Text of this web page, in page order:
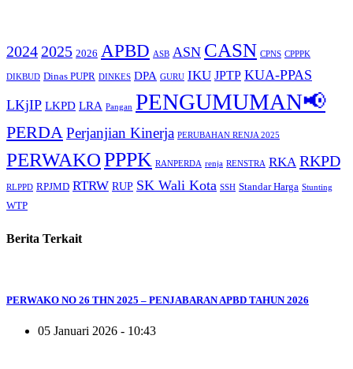
20242025 2026 APBD ASB ASN CASN CPNS CPPPK
DIKBUD Dinas PUPR DINKES DPA GURU IKU JPTP KUA-PPAS
LKjIP LKPD LRA Pangan PENGUMUMAN📢
PERDAPerjanjian Kinerja PERUBAHAN RENJA 2025
PERWAKOPPPK RANPERDA renja RENSTRA RKA RKPD
RLPPD RPJMD RTRW RUP SK Wali Kota SSH Standar Harga Stunting
WTP
Berita Terkait
PERWAKO NO 26 THN 2025 – PENJABARAN APBD TAHUN 2026
05 Januari 2026 - 10:43